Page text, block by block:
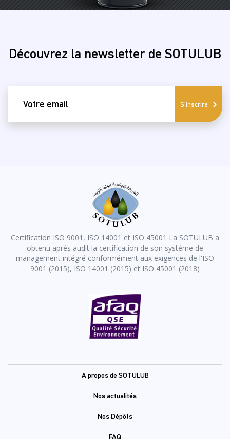
Découvrez la newsletter de SOTULUB
S'inscrire
Certification ISO 9001, ISO 14001 et ISO 45001 La SOTULUB a
obtenu après audit la certification de son système de
management intégré conformément aux exigences de l'ISO
9001 (2015), ISO 14001 (2015) et ISO 45001 (2018)
A propos de SOTULUB
Nos actualités
Nos Dépôts
FAQ